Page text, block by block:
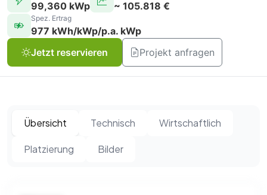
99,360 kWp ~ 105.818 €
Spez. Ertrag
977 kWh/kWp/p.a. kWp
Jetzt reservieren
Projekt anfragen
Übersicht Technisch Wirtschaftlich
Platzierung Bilder